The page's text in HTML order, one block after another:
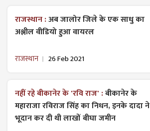
राजस्थान :अब जालोर जिले के एक साधु का
अश्लील वीडियो हुआ वायरल
राजस्थान 26 Feb 2021
नहीं रहे बीकानेर के 'रवि राज' :बीकानेर के
महाराजा रविराज सिंह का निधन, इनके दादा ने
भूदान कर दी थी लाखों बीघा जमीन